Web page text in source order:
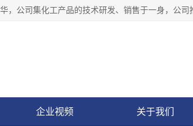
企业视频 关于我们